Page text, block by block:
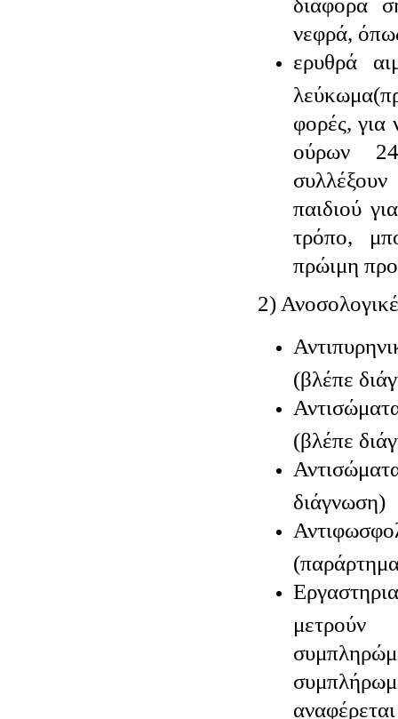
νεφρά,
ερυθρά
φορές, για
ούρων
παιδιού
τρόπο,
πρώιμη
2)
(βλέπε
(βλέπε
διάγνωση)